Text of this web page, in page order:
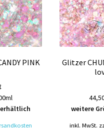
der
Produktseite
gewählt
werden
PINK
Glitzer
weitere
inkl. MwSt.